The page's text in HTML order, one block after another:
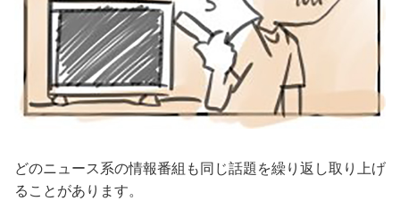
どのニュース系の情報番組も同じ話題を繰り返し取り上げ
ることがあります。